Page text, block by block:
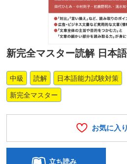
新完全マスター読解 日本
中級 読解 日本語能力試験対策
新完全マスター
お気に入
立ち読み